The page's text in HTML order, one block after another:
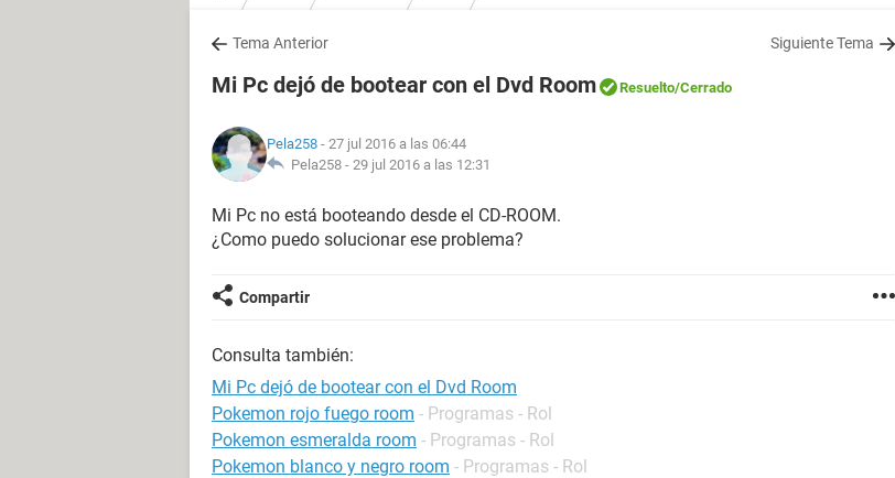
Tema Anterior Siguiente Tema
Mi Pc dejó de bootear con el Dvd Room Resuelto/Cerrado
Pela258 - 27 jul 2016 a las 06:44
Pela258 - 29 jul 2016 a las 12:31
Mi Pc no está booteando desde el CD-ROOM.
¿Como puedo solucionar ese problema?
Compartir
Consulta también:
Mi Pc dejó de bootear con el Dvd Room
Pokemon rojo fuego room - Programas - Rol
Pokemon esmeralda room - Programas - Rol
Pokemon blanco y negro room - Programas - Rol